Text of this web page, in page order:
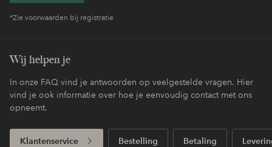
*Zie voorwaarden bij registratie
Wij helpen je
In onze FAQ vind je antwoorden op veelgestelde vragen. Hier
vind je ook informatie over hoe je eenvoudig contact met ons
opneemt.
Klantenservice Bestelling Betaling